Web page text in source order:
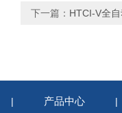
下一篇： HTCI-V全
| 产品中心